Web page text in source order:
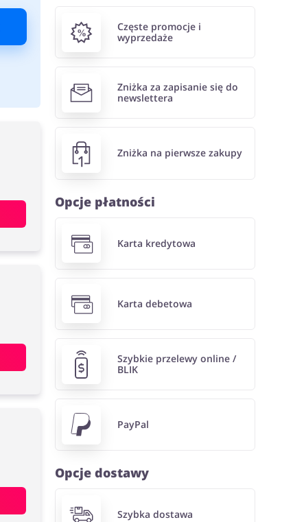
Częste promocje i
wyprzedaże
Zniżka za zapisanie się do
newslettera
Zniżka na pierwsze zakupy
Opcje płatności
Karta kredytowa
Karta debetowa
Szybkie przelewy online /
BLIK
PayPal
Opcje dostawy
Szybka dostawa